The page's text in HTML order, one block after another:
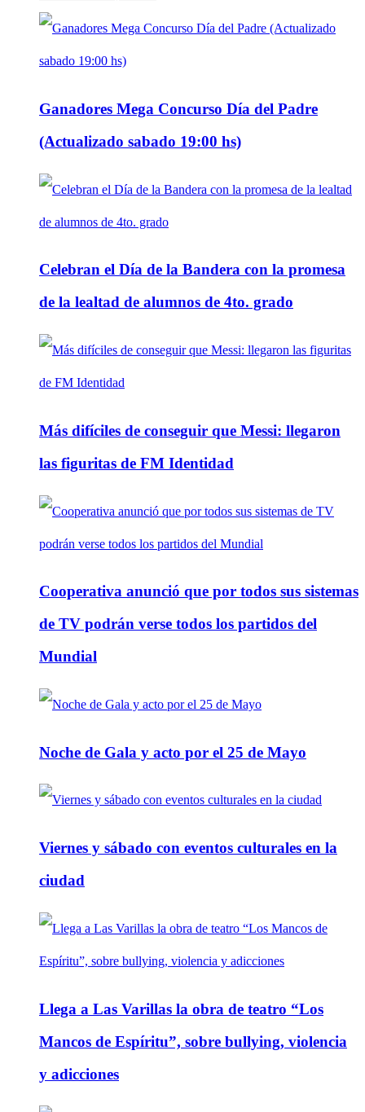
Ganadores Mega Concurso Día del Padre
(Actualizado sabado 19:00 hs)
Celebran el Día de la Bandera con la promesa
de la lealtad de alumnos de 4to. grado
Más difíciles de conseguir que Messi: llegaron
las figuritas de FM Identidad
Cooperativa anunció que por todos sus sistemas
de TV podrán verse todos los partidos del
Mundial
Noche de Gala y acto por el 25 de Mayo
Viernes y sábado con eventos culturales en la
ciudad
Llega a Las Varillas la obra de teatro “Los
Mancos de Espíritu”, sobre bullying, violencia
y adicciones